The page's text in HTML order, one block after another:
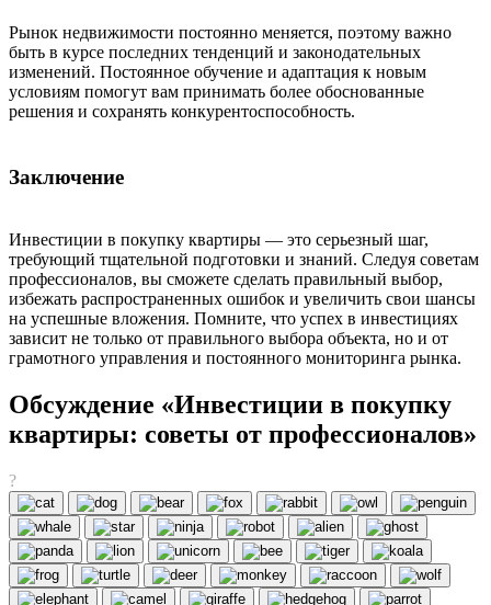
Рынок недвижимости постоянно меняется, поэтому важно
быть в курсе последних тенденций и законодательных
изменений. Постоянное обучение и адаптация к новым
условиям помогут вам принимать более обоснованные
решения и сохранять конкурентоспособность.
Заключение
Инвестиции в покупку квартиры — это серьезный шаг,
требующий тщательной подготовки и знаний. Следуя советам
профессионалов, вы сможете сделать правильный выбор,
избежать распространенных ошибок и увеличить свои шансы
на успешные вложения. Помните, что успех в инвестициях
зависит не только от правильного выбора объекта, но и от
грамотного управления и постоянного мониторинга рынка.
Обсуждение «Инвестиции в покупку
квартиры: советы от профессионалов»
?